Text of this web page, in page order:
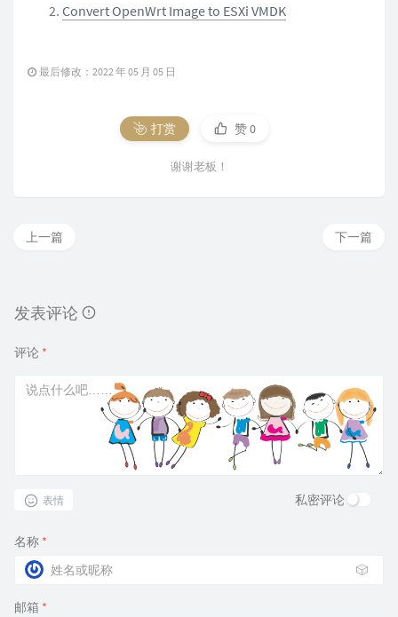
Convert OpenWrt Image to ESXi VMDK
最后修改：2022 年 05 月 05 日
打赏 赞0
谢谢老板！
下一篇
上一篇
发表评论
评论 *
表情 私密评论
名称 *
🎲
邮箱 *